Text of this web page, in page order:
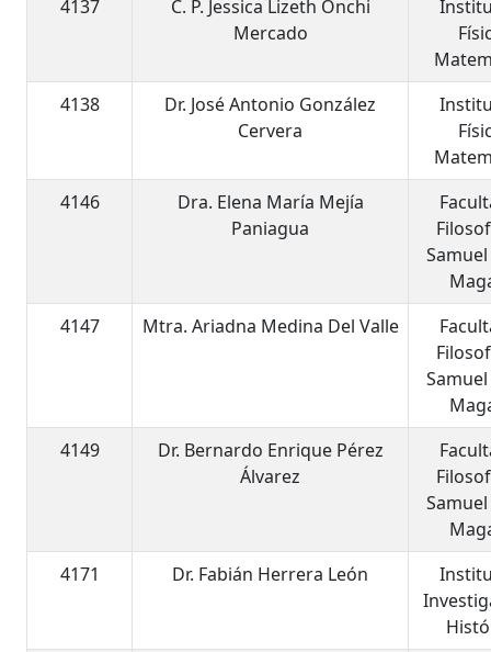
4137
C. P. Jessica Lizeth Onchi
Mercado
4138
Dr. José Antonio González
Cervera
4146
Dra. Elena María Mejía
Paniagua
4147
Mtra. Ariadna Medina Del Valle
4149
Dr. Bernardo Enrique Pérez
Álvarez
4171
Dr. Fabián Herrera León